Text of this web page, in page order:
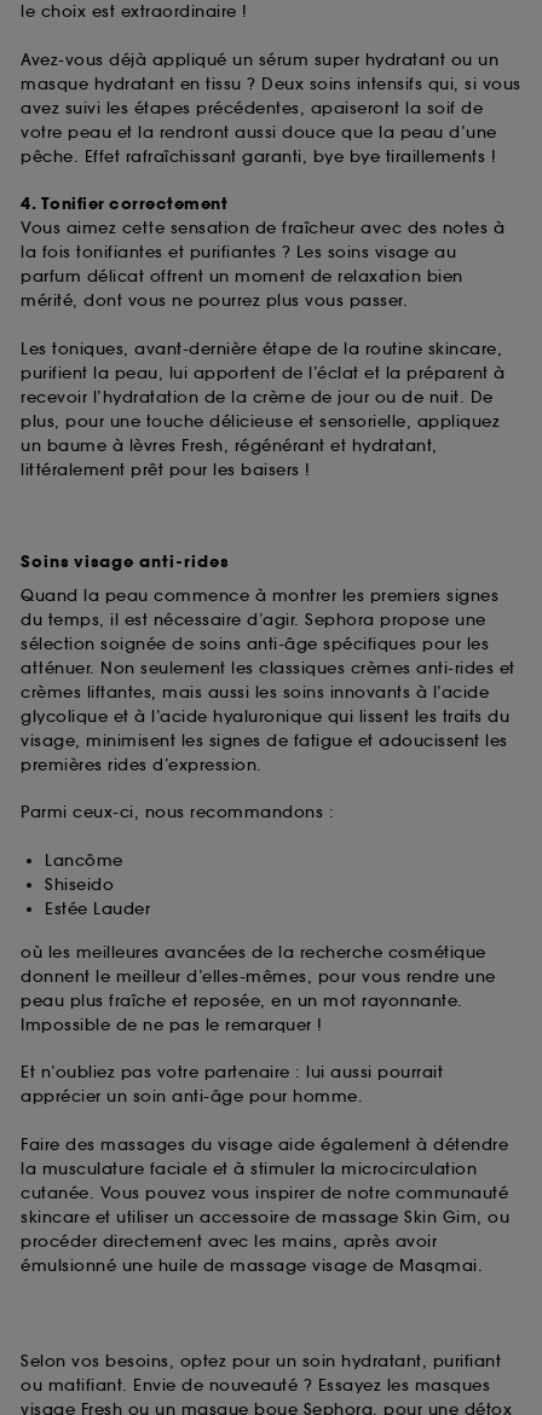
le choix est extraordinaire !
Avez-vous déjà appliqué un sérum super hydratant ou un
masque hydratant en tissu ? Deux soins intensifs qui, si vous
avez suivi les étapes précédentes, apaiseront la soif de
votre peau et la rendront aussi douce que la peau d’une
pêche. Effet rafraîchissant garanti, bye bye tiraillements !
4. Tonifier correctement
Vous aimez cette sensation de fraîcheur avec des notes à
la fois tonifiantes et purifiantes ? Les soins visage au
parfum délicat offrent un moment de relaxation bien
mérité, dont vous ne pourrez plus vous passer.
Les toniques, avant-dernière étape de la routine skincare,
purifient la peau, lui apportent de l’éclat et la préparent à
recevoir l’hydratation de la crème de jour ou de nuit. De
plus, pour une touche délicieuse et sensorielle, appliquez
un baume à lèvres Fresh, régénérant et hydratant,
littéralement prêt pour les baisers !
Soins visage anti-rides
Quand la peau commence à montrer les premiers signes
du temps, il est nécessaire d’agir. Sephora propose une
sélection soignée de soins anti-âge spécifiques pour les
atténuer. Non seulement les classiques crèmes anti-rides et
crèmes liftantes, mais aussi les soins innovants à l’acide
glycolique et à l’acide hyaluronique qui lissent les traits du
visage, minimisent les signes de fatigue et adoucissent les
premières rides d’expression.
Parmi ceux-ci, nous recommandons :
Lancôme
Shiseido
Estée Lauder
où les meilleures avancées de la recherche cosmétique
donnent le meilleur d’elles-mêmes, pour vous rendre une
peau plus fraîche et reposée, en un mot rayonnante.
Impossible de ne pas le remarquer !
Et n’oubliez pas votre partenaire : lui aussi pourrait
apprécier un soin anti-âge pour homme.
Faire des massages du visage aide également à détendre
la musculature faciale et à stimuler la microcirculation
cutanée. Vous pouvez vous inspirer de notre communauté
skincare et utiliser un accessoire de massage Skin Gim, ou
procéder directement avec les mains, après avoir
émulsionné une huile de massage visage de Masqmai.
Selon vos besoins, optez pour un soin hydratant, purifiant
ou matifiant. Envie de nouveauté ? Essayez les masques
visage Fresh ou un masque boue Sephora, pour une détox